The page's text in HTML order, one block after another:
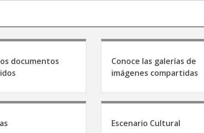
documentos
Conoce las galerías de
imágenes compartidas
Escenario Cultural